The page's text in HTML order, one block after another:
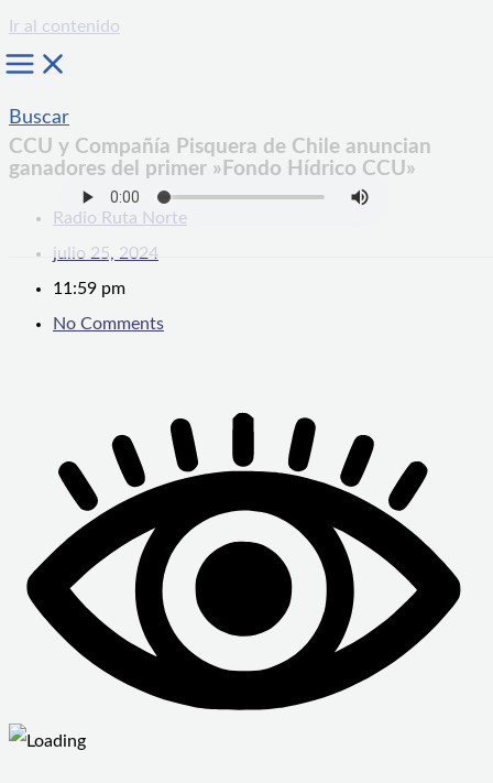
Ir al contenido
Buscar
CCU y Compañía Pisquera de Chile anuncian
ganadores del primer »Fondo Hídrico CCU»
Radio Ruta Norte
julio 25, 2024
11:59 pm
No Comments